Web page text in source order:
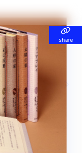
share
share